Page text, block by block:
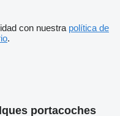
con nuestra política de
.
portacoches